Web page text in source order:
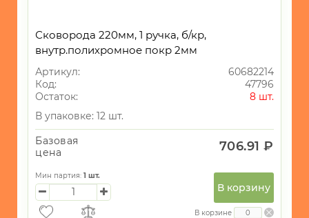
Сковорода 220мм, 1 ручка, б/кр,
внутр.полихромное покр 2мм
Артикул:
60682214
Код:
47796
Остаток:
8 шт.
В упаковке: 12 шт.
Базовая
цена
706.91 ₽
Мин партия: 1 шт.
В корзину
В корзине